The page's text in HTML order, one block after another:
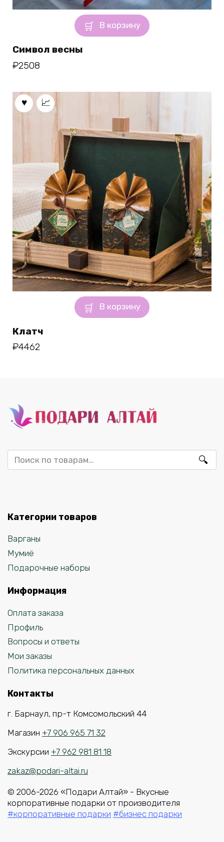
В корзину
Символ весны
₽2508
В корзину
Клатч
₽4462
Искать:
Категории товаров
Варганы
Мумиё
Подарочные наборы
Информация
Оплата заказа
Профиль
Вопросы и ответы
Мои заказы
Политика персональных данных
Контакты
г. Барнаул, пр-т Комсомольский 44
Магазин +7 906 965 71 32
Экскурсии +7 962 981 81 18
zakaz@podari-altai.ru
© 2006-2026 «Подари Алтай» - Вкусные
корпоративные подарки от производителя
#корпоративные подарки #бизнес подарки